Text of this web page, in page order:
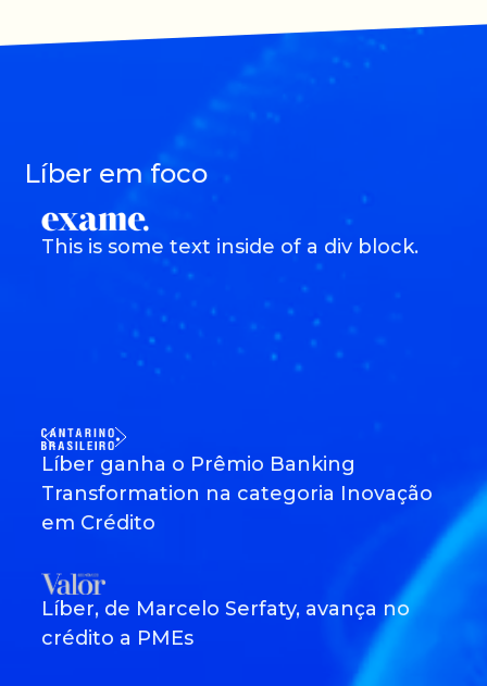
Líber em foco
This is some text inside of a div block.
Líber ganha o Prêmio Banking
Transformation na categoria Inovação
em Crédito
Líber, de Marcelo Serfaty, avança no
crédito a PMEs